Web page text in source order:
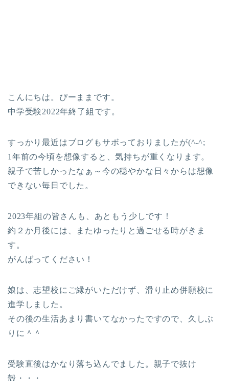
こんにちは。ぴーままです。
中学受験2022年終了組です。
すっかり最近はブログもサボっておりましたが(^-^;
1年前の今頃を想像すると、気持ちが重くなります。
親子で苦しかったなぁ～今の穏やかな日々からは想像
できない毎日でした。
2023年組の皆さんも、あともう少しです！
約２か月後には、またゆったりと過ごせる時がきま
す。
がんばってください！
娘は、志望校にご縁がいただけず、滑り止め併願校に
進学しました。
その後の生活あまり書いてなかったですので、久しぶ
りに＾＾
受験直後はかなり落ち込んでました。親子で抜け
殻・・・